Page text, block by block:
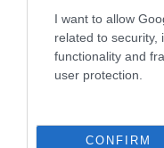
I want to allow
related to security,
functionality and
user protection.
CONFIRM